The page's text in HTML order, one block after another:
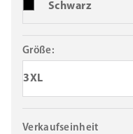
Schwarz
3XL
Größe:
Verkaufseinheit